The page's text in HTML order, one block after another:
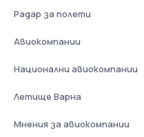
Радар за полети
Авиокомпании
Национални авиокомпании
Летище Варна
Мнения за авиокомпании